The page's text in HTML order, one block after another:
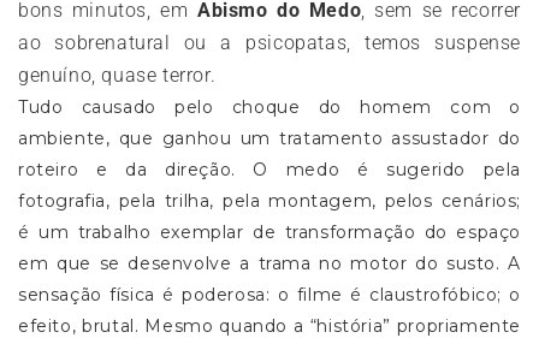
bons minutos, em Abismo do Medo, sem se recorrer
ao sobrenatural ou a psicopatas, temos suspense
genuíno, quase terror.
Tudo causado pelo choque do homem com o
ambiente, que ganhou um tratamento assustador do
roteiro e da direção. O medo é sugerido pela
fotografia, pela trilha, pela montagem, pelos cenários;
é um trabalho exemplar de transformação do espaço
em que se desenvolve a trama no motor do susto. A
sensação física é poderosa: o filme é claustrofóbico; o
efeito, brutal. Mesmo quando a “história” propriamente